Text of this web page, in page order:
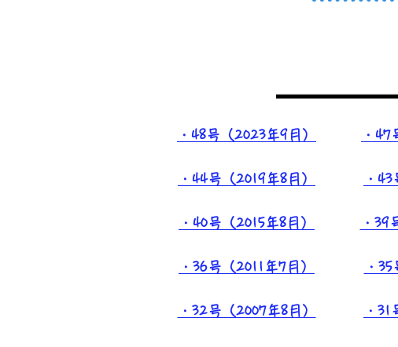
・48号（2023年9月） ・47
・44号（2019年8月） ・
・40号（2015年8月） ・39
・36号（2011年7月） ・
・32号（2007年8月） ・